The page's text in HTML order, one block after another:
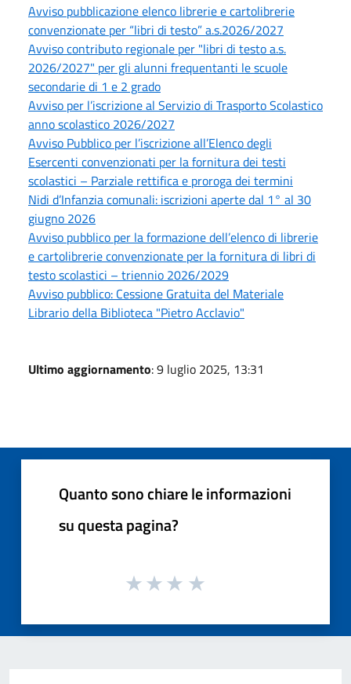
Avviso pubblicazione elenco librerie e cartolibrerie
convenzionate per “libri di testo” a.s.2026/2027
Avviso contributo regionale per "libri di testo a.s.
2026/2027" per gli alunni frequentanti le scuole
secondarie di 1 e 2 grado
Avviso per l’iscrizione al Servizio di Trasporto Scolastico
anno scolastico 2026/2027
Avviso Pubblico per l’iscrizione all’Elenco degli
Esercenti convenzionati per la fornitura dei testi
scolastici – Parziale rettifica e proroga dei termini
Nidi d’Infanzia comunali: iscrizioni aperte dal 1° al 30
giugno 2026
Avviso pubblico per la formazione dell’elenco di librerie
e cartolibrerie convenzionate per la fornitura di libri di
testo scolastici – triennio 2026/2029
Avviso pubblico: Cessione Gratuita del Materiale
Librario della Biblioteca "Pietro Acclavio"
Ultimo aggiornamento: 9 luglio 2025, 13:31
Quanto sono chiare le informazioni
su questa pagina?